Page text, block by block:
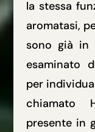
la stessa
aromatasi,
sono già in
esaminato
per
chiamato
presente in